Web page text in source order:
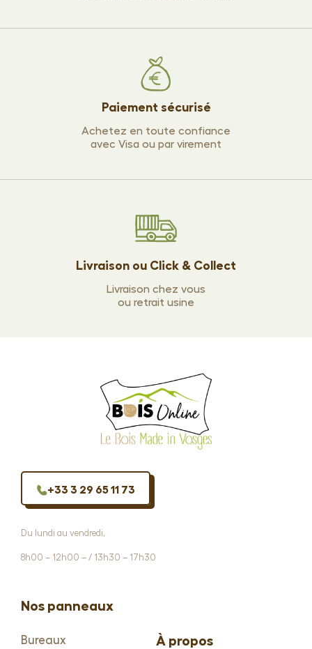
Paiement sécurisé
Achetez en toute confiance
avec Visa ou par virement
Livraison ou Click & Collect
Livraison chez vous
ou retrait usine
+33 3 29 65 11 73
Du lundi au vendredi,
8h00 – 12h00 – / 13h30 – 17h30
Nos panneaux
Bureaux À propos